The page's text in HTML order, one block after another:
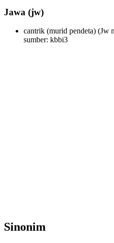
Jawa (jw)
cantrik (murid pendeta) (Jw
sumber: kbbi3
Sinonim